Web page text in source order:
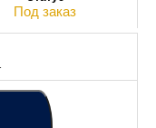
Под заказ